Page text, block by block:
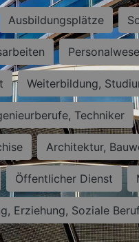
Ausbildungsplätze
Weiterbildung,
Techniker
Architektur,
Öffentlicher Dienst
Erziehung, Soziale